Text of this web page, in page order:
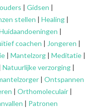
| Gidsen |
stellen | Healing |
|
coachen | Jongeren |
| Mantelzorg | Meditatie |
Natuurlijke verzorging |
| Ontspannen
| Orthomoleculair |
| Patronen